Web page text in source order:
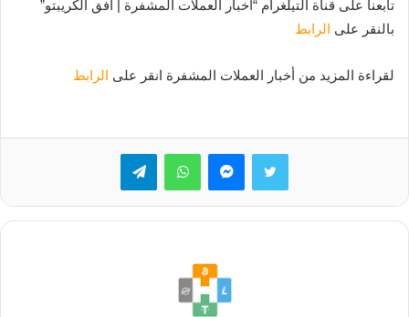
تابعنا على قناة التيلغرام “أخبار العملات المشفرة | أفق الكريبتو”
بالنقر على الرابط
لقراءة المزيد من أخبار العملات المشفرة انقر على الرابط
تويتر ماسنجرواتساب تيلقرام